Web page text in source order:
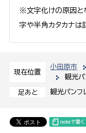
現在位置
小田原市
観光パ
足あと 観光パンフ
※文字化けの原因と
字や半角カタカナは